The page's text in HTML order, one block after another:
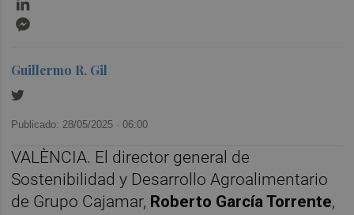
Guillermo R. Gil
Publicado: 28/05/2025 ·06:00
VALÈNCIA. El director general de
Sostenibilidad y Desarrollo Agroalimentario
de Grupo Cajamar, Roberto García Torrente,